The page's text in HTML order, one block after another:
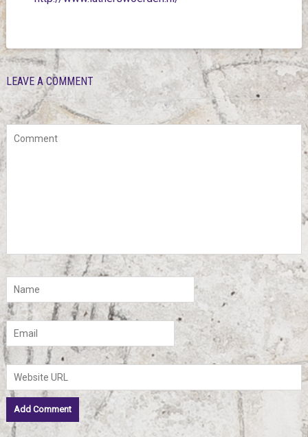
LEAVE A COMMENT